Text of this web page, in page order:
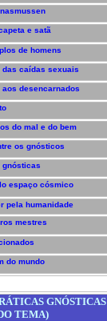
e satã
de homens
das caídas sexuais
desencarnados
do mal e do bem
os gnósticos
gnósticas
espaço cósmico
pela humanidade
mestres
do mundo
GNÓSTICAS
TEMA)